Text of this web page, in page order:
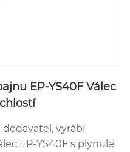
EP-YS40F Válec
dodavatel, vyrábí
EP-YS40F s plynule